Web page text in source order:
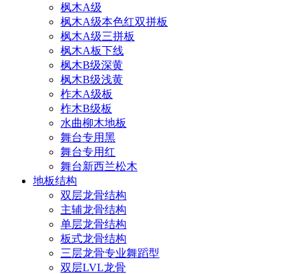
枫木A级
枫木A级本色红双拼板
枫木A级三拼板
枫木A板下线
枫木B级深黄
枫木B级浅黄
柞木A级板
柞木B级板
水曲柳木地板
舞台专用黑
舞台专用红
舞台新西兰松木
地板结构
双层龙骨结构
主辅龙骨结构
单层龙骨结构
板式龙骨结构
三层龙骨专业舞蹈型
双层LVL龙骨